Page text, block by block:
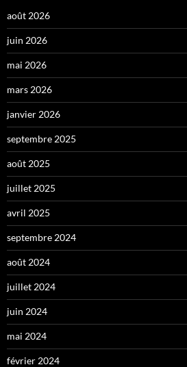
août 2026
juin 2026
mai 2026
mars 2026
janvier 2026
septembre 2025
août 2025
juillet 2025
avril 2025
septembre 2024
août 2024
juillet 2024
juin 2024
mai 2024
février 2024